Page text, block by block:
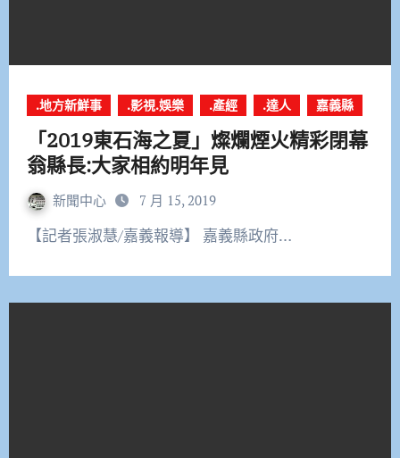
.地方新鮮事 .影視.娛樂 .產經 .達人 嘉義縣
「2019東石海之夏」燦爛煙火精彩閉幕
翁縣長:大家相約明年見
新聞中心 7 月 15, 2019
【記者張淑慧/嘉義報導】 嘉義縣政府…